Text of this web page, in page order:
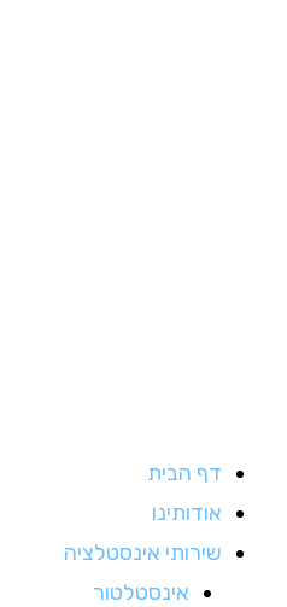
דף הבית
אודותינו
שירותי אינסטלציה
אינסטלטור